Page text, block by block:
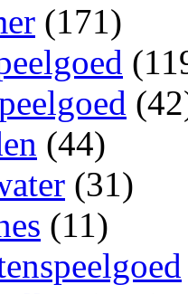
(171)
(44)
(31)
(11)